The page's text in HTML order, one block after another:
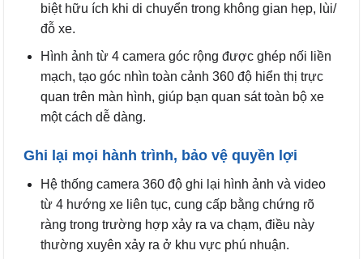
biệt hữu ích khi di chuyển trong không gian hẹp, lùi/
đỗ xe.
Hình ảnh từ 4 camera góc rộng được ghép nối liền
mạch, tạo góc nhìn toàn cảnh 360 độ hiển thị trực
quan trên màn hình, giúp bạn quan sát toàn bộ xe
một cách dễ dàng.
Ghi lại mọi hành trình, bảo vệ quyền lợi
Hệ thống camera 360 độ ghi lại hình ảnh và video
từ 4 hướng xe liên tục, cung cấp bằng chứng rõ
ràng trong trường hợp xảy ra va chạm, điều này
thường xuyên xảy ra ở khu vực phú nhuận.